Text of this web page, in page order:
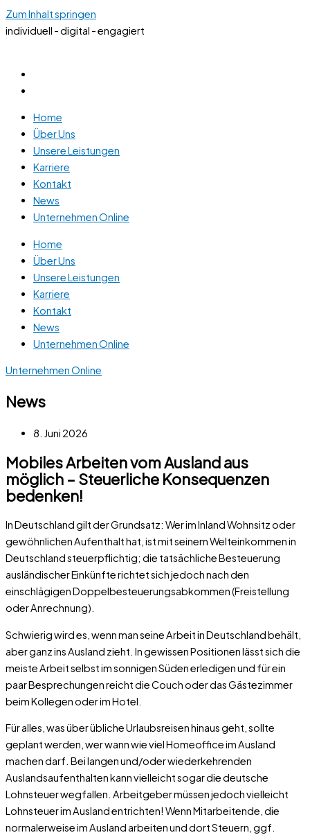
Zum Inhalt springen
individuell - digital - engagiert
Home
Über Uns
Unsere Leistungen
Karriere
Kontakt
News
Unternehmen Online
Home
Über Uns
Unsere Leistungen
Karriere
Kontakt
News
Unternehmen Online
Unternehmen Online
News
8. Juni 2026
Mobiles Arbeiten vom Ausland aus
möglich – Steuerliche Konsequenzen
bedenken!
In Deutschland gilt der Grundsatz: Wer im Inland Wohnsitz oder
gewöhnlichen Aufenthalt hat, ist mit seinem Welteinkommen in
Deutschland steuerpflichtig; die tatsächliche Besteuerung
ausländischer Einkünfte richtet sich jedoch nach den
einschlägigen Doppelbesteuerungsabkommen (Freistellung
oder Anrechnung).
Schwierig wird es, wenn man seine Arbeit in Deutschland behält,
aber ganz ins Ausland zieht. In gewissen Positionen lässt sich die
meiste Arbeit selbst im sonnigen Süden erledigen und für ein
paar Besprechungen reicht die Couch oder das Gästezimmer
beim Kollegen oder im Hotel.
Für alles, was über übliche Urlaubsreisen hinaus geht, sollte
geplant werden, wer wann wie viel Homeoffice im Ausland
machen darf. Bei langen und/oder wiederkehrenden
Auslandsaufenthalten kann vielleicht sogar die deutsche
Lohnsteuer wegfallen. Arbeitgeber müssen jedoch vielleicht
Lohnsteuer im Ausland entrichten! Wenn Mitarbeitende, die
normalerweise im Ausland arbeiten und dort Steuern, ggf.